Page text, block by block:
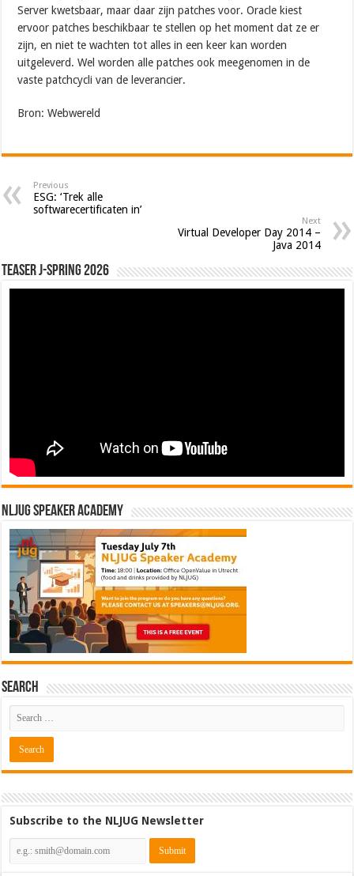
Server kwetsbaar, maar daar zijn patches voor. Oracle kiest
ervoor patches beschikbaar te stellen op het moment dat ze er
zijn, en niet te wachten tot alles in een keer kan worden
uitgeleverd. Wel worden alle patches ook meegenomen in de
vaste patchcycli van de leverancier.
Bron: Webwereld
Previous
ESG: ‘Trek alle
softwarecertificaten in’
Next
Virtual Developer Day 2014 –
Java 2014
Teaser J-Spring 2026
NLJUG Speaker Academy
Search
Subscribe to the NLJUG Newsletter
Software Architect @ Ilionx
[€60.000 - 90.000]